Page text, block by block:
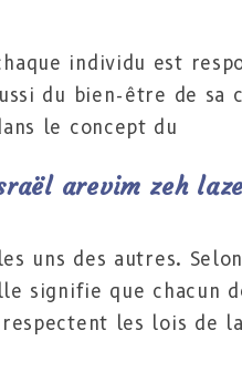
individu est
du bien-être de sa
le concept du
arevim zeh
uns des autres.
signifie que chacun
respectent les lois de